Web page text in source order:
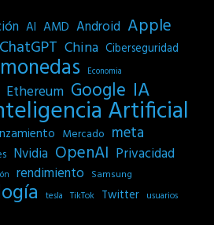
AI AMD Android Apple
ChatGPT China Ciberseguridad
Economia
Ethereum Google IA
Artificial
Mercado meta
Nvidia OpenAI Privacidad
rendimiento Samsung
tesla TikTok Twitter usuarios